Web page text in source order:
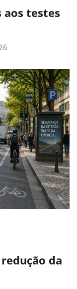
aos testes
da